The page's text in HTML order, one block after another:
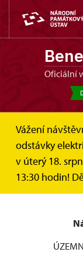
oficiální
Vážení
odstávky
v úterý 18.
13:30 hodin!
Benešov nad
Návštěvní řád
Benešov